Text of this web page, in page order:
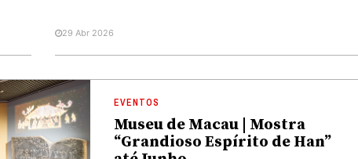
29 Abr 2026
EVENTOS
Museu de Macau | Mostra
“Grandioso Espírito de Han”